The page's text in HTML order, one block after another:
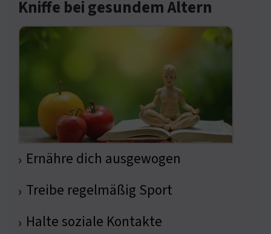
Kniffe bei gesundem Altern
› Ernähre dich ausgewogen
› Treibe regelmäßig Sport
› Halte soziale Kontakte